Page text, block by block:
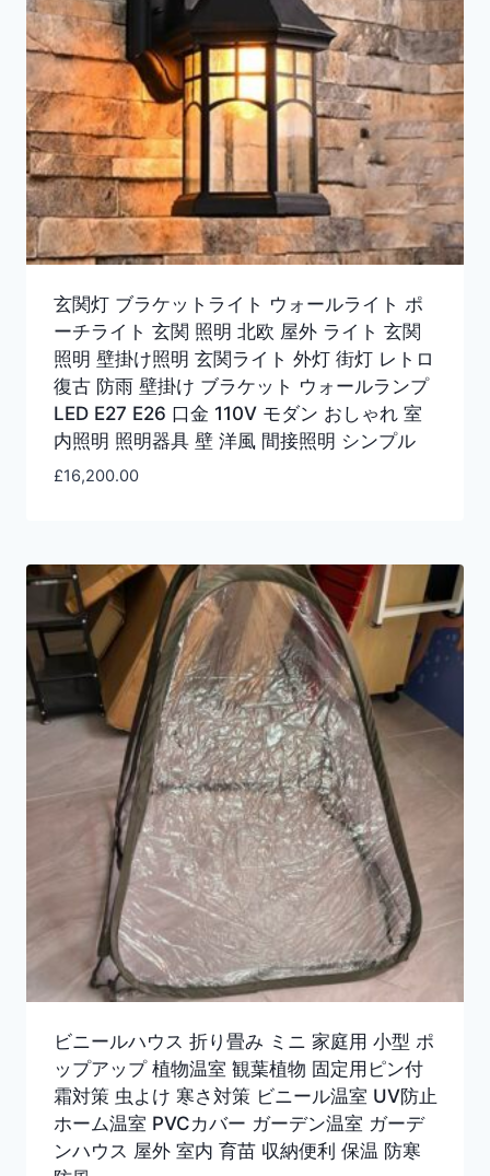
玄関灯 ブラケットライト ウォールライト ポ
ーチライト 玄関 照明 北欧 屋外 ライト 玄関
照明 壁掛け照明 玄関ライト 外灯 街灯 レトロ
復古 防雨 壁掛け ブラケット ウォールランプ
LED E27 E26 口金 110V モダン おしゃれ 室
内照明 照明器具 壁 洋風 間接照明 シンプル
£16,200.00
ビニールハウス 折り畳み ミニ 家庭用 小型 ポ
ップアップ 植物温室 観葉植物 固定用ピン付
霜対策 虫よけ 寒さ対策 ビニール温室 UV防止
ホーム温室 PVCカバー ガーデン温室 ガーデ
ンハウス 屋外 室内 育苗 収納便利 保温 防寒